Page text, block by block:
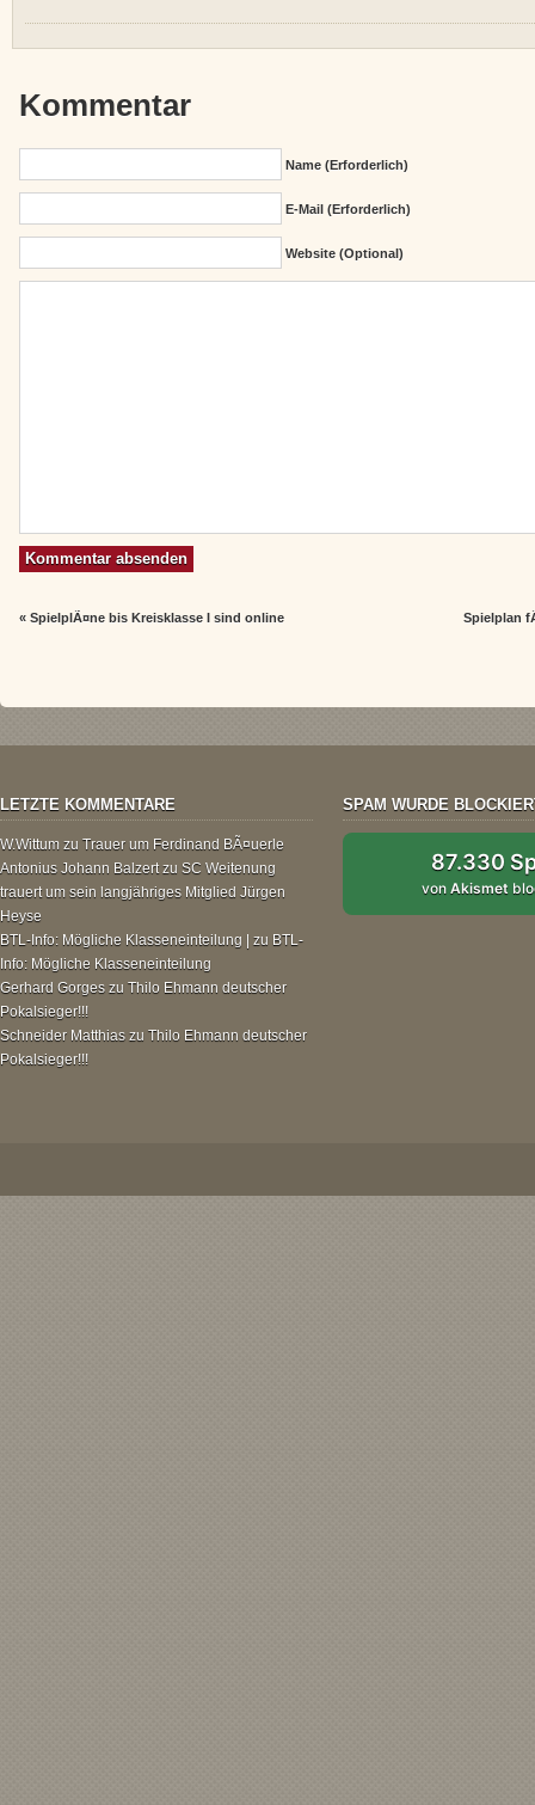
Kommentar
Name (erforderlich)
E-Mail (erforderlich)
Website (Optional)
«SpielplÃ¤ne bis Kreisklasse I sind online Spielplan
LETZTE KOMMENTARE
W.Wittum zu Trauer um Ferdinand BÃ¤uerle
Antonius Johann Balzertzu SC Weitenung
trauert um sein langjähriges Mitglied Jürgen
Heyse
BTL-Info: Mögliche Klasseneinteilung | zu BTL-
Info: Mögliche Klasseneinteilung
Gerhard Gorges zu Thilo Ehmann deutscher
Pokalsieger!!!
Schneider Matthias zu Thilo Ehmann deutscher
Pokalsieger!!!
SPAM WURDE
87.330
vonAkismet